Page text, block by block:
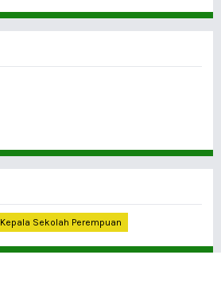
Kepala Sekolah Perempuan